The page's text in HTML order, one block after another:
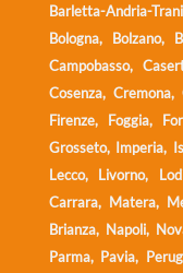
Barletta-Andria-
Bologna, Bolzano,
Campobasso,
Cosenza,
Firenze, Foggia,
Grosseto, Imperia,
Lecco, Livorno,
Carrara, Matera,
Brianza, Napoli,
Parma, Pavia,